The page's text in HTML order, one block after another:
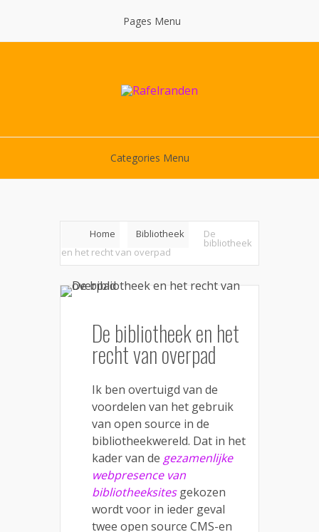
Pages Menu
Categories Menu
Home Bibliotheek De
bibliotheek
en het recht van overpad
De bibliotheek en het
recht van overpad
Ik ben overtuigd van de
voordelen van het gebruik
van open source in de
bibliotheekwereld. Dat in het
kader van de gezamenlijke
webpresence van
bibliotheeksitesgekozen
wordt voor in ieder geval
twee open source CMS-en